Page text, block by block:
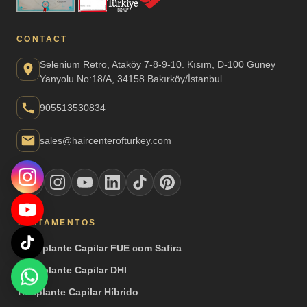
CONTACT
Selenium Retro, Ataköy 7-8-9-10. Kısım, D-100 Güney
Yanyolu No:18/A, 34158 Bakırköy/İstanbul
905513530834
sales@haircenterofturkey.com
TRATAMENTOS
Transplante Capilar FUE com Safira
Transplante Capilar DHI
Trasplante Capilar Híbrido